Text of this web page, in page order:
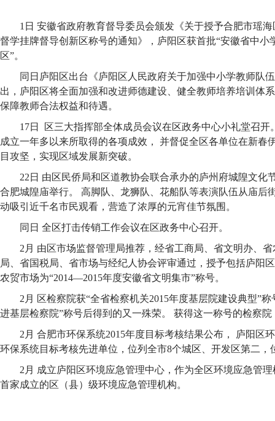
1日 安徽省政府教育督导委员会颁发《关于授予合肥市瑶
督学挂牌督导创新区称号的通知》，庐阳区获首批“安徽省中小
区”。
同日庐阳区出台《庐阳区人民政府关于加强中小学教师队
出，庐阳区将全面加强和改进师德建设、健全教师培养培训体
保障教师合法权益和待遇。
17日 区三大指挥部全体成员会议在区政务中心小礼堂召开
成立一年多以来所取得的各项成效， 并督促全区各单位在新春
目攻坚，实现区域发展新突破。
22日 由区民侨局和区道教协会联合承办的庐州府城隍文
合肥城隍庙举行。 高脚队、龙狮队、花船队等表演队伍从庙后
动吸引近千名市民观看，营造了浓厚的元宵佳节氛围。
同日 全区打击传销工作会议在区政务中心召开。
2月 由区市场监督管理局推荐，经省工商局、省文明办、
局、省国税局、省市场与经纪人协会评审通过，授予包括庐阳
农贸市场为“2014—2015年度安徽省文明集市”称号。
2月 区检察院获“全省检察机关2015年度基层院建设典型”
进基层检察院”称号后得到的又一殊荣。 获得这一称号的检察院
2月 合肥市环保系统2015年度目标考核结果公布， 庐阳区
环保系统目标考核先进单位，位列全市8个城区、开发区第二，
2月 成立庐阳区环境应急管理中心，作为全区环境应急管
首家成立的区（县）级环境应急管理机构。